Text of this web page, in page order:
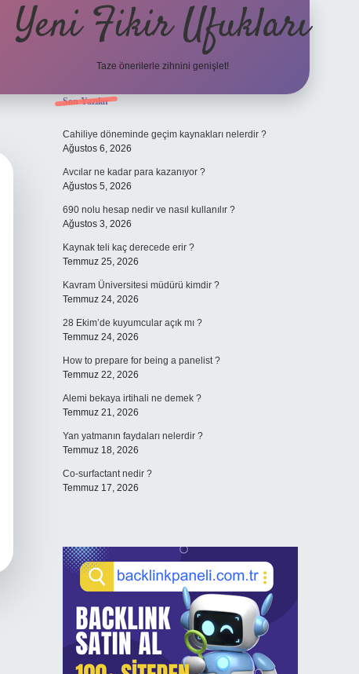
Yeni Fikir Ufukları
Taze önerilerle zihnini genişlet!
Sidebar
Son Yazılar
Cahiliye döneminde geçim kaynakları nelerdir ?
Ağustos 6, 2026
Avcılar ne kadar para kazanıyor ?
Ağustos 5, 2026
690 nolu hesap nedir ve nasıl kullanılır ?
Ağustos 3, 2026
Kaynak teli kaç derecede erir ?
Temmuz 25, 2026
Kavram Üniversitesi müdürü kimdir ?
Temmuz 24, 2026
28 Ekim’de kuyumcular açık mı ?
Temmuz 24, 2026
How to prepare for being a panelist ?
Temmuz 22, 2026
Alemi bekaya irtihali ne demek ?
Temmuz 21, 2026
Yan yatmanın faydaları nelerdir ?
Temmuz 18, 2026
Co-surfactant nedir ?
Temmuz 17, 2026